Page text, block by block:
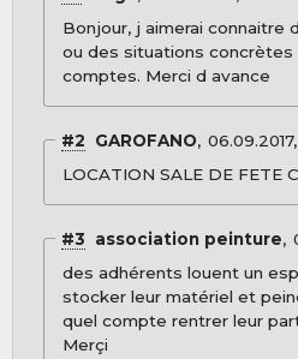
Bonjour, j aimerai connaitre
ou des situations concrètes
comptes. Merci d avance
#2 GAROFANO
LOCATION SALE DE FETE
#3 association peinture
des adhérents louent un
stocker leur matériel et
quel compte rentrer leur
Merçi